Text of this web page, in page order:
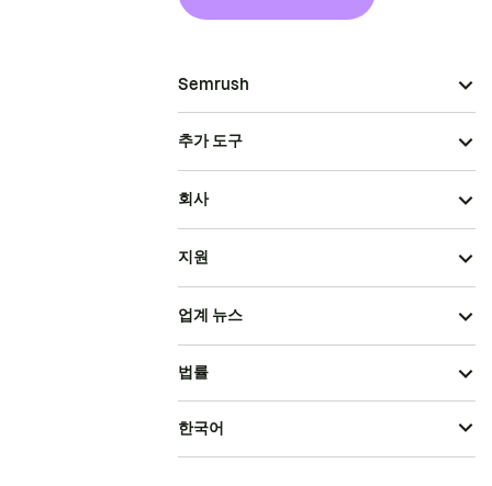
Semrush
추가 도구
회사
지원
업계 뉴스
법률
한국어